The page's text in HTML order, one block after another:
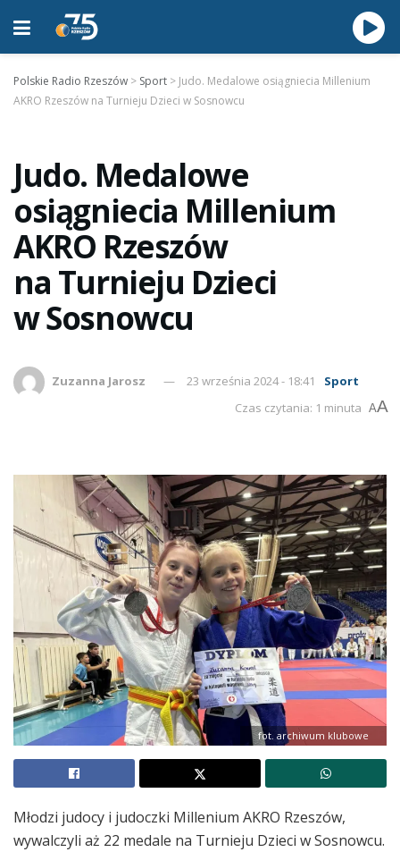
Polskie Radio Rzeszów > Sport > Judo. Medalowe osiągniecia Millenium
AKRO Rzeszów na Turnieju Dzieci w Sosnowcu
Judo. Medalowe
osiągniecia Millenium
AKRO Rzeszów
na Turnieju Dzieci
w Sosnowcu
Zuzanna Jarosz 23 września 2024 - 18:41
Sport
Czas czytania: 1 minuta AA
fot. archiwum klubowe
Młodzi judocy i judoczki Millenium AKRO Rzeszów,
wywalczyli aż 22 medale na Turnieju Dzieci w Sosnowcu.